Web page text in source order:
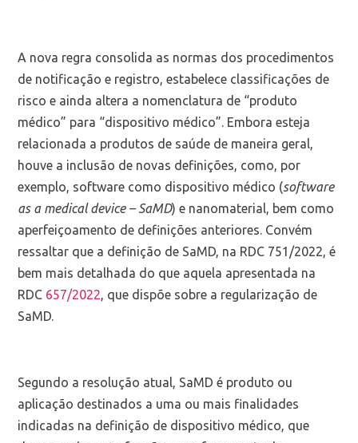
A nova regra consolida as normas dos procedimentos
de notificação e registro, estabelece classificações de
risco e ainda altera a nomenclatura de “produto
médico” para “dispositivo médico”. Embora esteja
relacionada a produtos de saúde de maneira geral,
houve a inclusão de novas definições, como, por
exemplo, software como dispositivo médico (software
as a medical device – SaMD) e nanomaterial, bem como
aperfeiçoamento de definições anteriores. Convém
ressaltar que a definição de SaMD, na RDC 751/2022, é
bem mais detalhada do que aquela apresentada na
RDC 657/2022, que dispõe sobre a regularização de
SaMD.
Segundo a resolução atual, SaMD é produto ou
aplicação destinados a uma ou mais finalidades
indicadas na definição de dispositivo médico, que